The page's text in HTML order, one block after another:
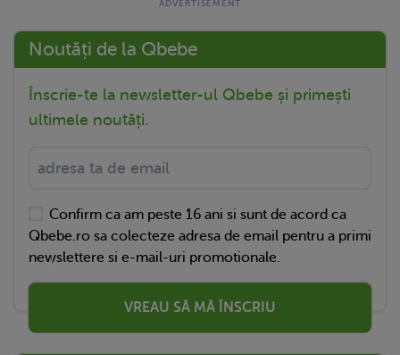
Noutăți de la Qbebe
Înscrie-te la newsletter-ul Qbebe și primești
ultimele noutăți.
Confirm ca am peste 16 ani si sunt de acord ca
Qbebe.ro sa colecteze adresa de email pentru a primi
newslettere si e-mail-uri promotionale.
VREAU SĂ MĂ ÎNSCRIU